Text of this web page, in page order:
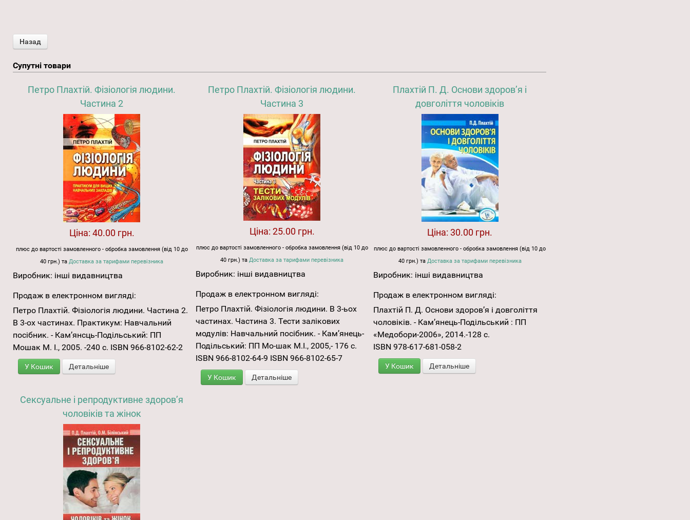
Супутні товари
Петро Плахтій. Фізіологія людини.
Частина 2
Ціна: 40.00 грн.
плюс до вартості замовленного - обробка замовлення (від 10 до
40 грн.) таДоставка за тарифами перевізника
Виробник: інші видавництва
Продаж в електронном вигляді:
Петро Плахтій. Фізіологія людини. Частина 2.
В 3-ох частинах. Практикум: Навчальний
посібник. - Кам’янсць-Подільський: ПП
Мошак М. І., 2005. -240 с. ISBN 966-8102-62-2
У Кошик Детальніше
Петро Плахтій. Фізіологія людини.
Частина 3
Ціна: 25.00 грн.
плюс до вартості замовленного - обробка замовлення (від 10 до
40 грн.) таДоставка за тарифами перевізника
Виробник: інші видавництва
Продаж в електронном вигляді:
Петро Плахтій. Фізіологія людини. В 3-ьох
частинах. Частина 3. Тести залікових
модулів: Навчальний посібник. - Кам’янець-
Подільський: ПП Мо-шак М.І., 2005,- 176 с.
ISBN 966-8102-64-9 ISBN 966-8102-65-7
У Кошик Детальніше
Плахтій П. Д. Основи здоров’я і
довголіття чоловіків
Ціна: 30.00 грн.
плюс до вартості замовленного - обробка замовлення (від 10 до
40 грн.) та Доставка за тарифами перевізника
Виробник: інші видавництва
Продаж в електронном вигляді:
Плахтій П. Д. Основи здоров’я і довголіття
чоловіків. - Кам’янець-Подільський : ПП
«Медобори-2006», 2014.-128 с.
ISBN 978-617-681-058-2
У Кошик Детальніше
Сексуальне і репродуктивне здоров’я
чоловіків та жінок